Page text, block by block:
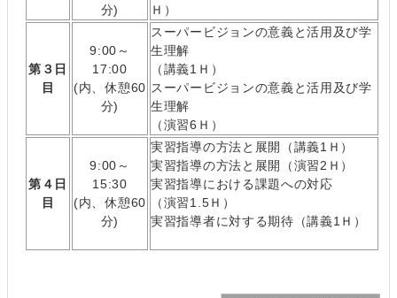
分)
Ｈ）
第３日
目
9:00～
17:00
(内、休憩60
分)
スーパービジョンの意義と活用及び学
生理解
（講義1Ｈ）
スーパービジョンの意義と活用及び学
生理解
（演習6Ｈ）
第４日
目
9:00～
15:30
(内、休憩60
分)
実習指導の方法と展開（講義1Ｈ）
実習指導の方法と展開（演習2Ｈ）
実習指導における課題への対応
（演習1.5Ｈ）
実習指導者に対する期待（講義1Ｈ）